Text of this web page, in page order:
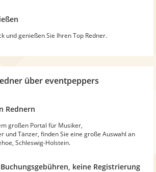
und genießen Sie Ihren Top Redner.
über eventpeppers
Rednern
großen Portal für Musiker,
und Tänzer, finden Sie eine große Auswahl an
Schleswig-Holstein.
keine Registrierung